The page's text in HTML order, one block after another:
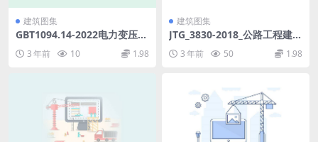
建筑图集
GBT1094.14-2022电力变压器
第14部分：采用高温绝缘材料
的液浸式电力变压器(20.21M
3 年前 10 1.98
建筑图集
JTG_3830-2018_公路工程建设
项目概算预算编制办法.pdf
3 年前 50 1.98